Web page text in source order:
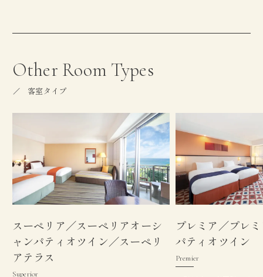
Other Room Types
客室タイプ
スーペリア／スーペリアオーシ
ャンパティオツイン／スーペリ
アテラス
Superior
プレミア／プレ
パティオツイン
Premier